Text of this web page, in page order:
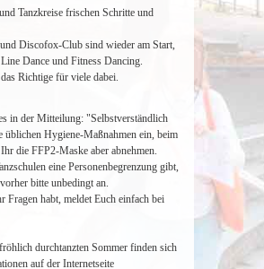
Tanzkreise frischen Schritte und
Discofox-Club sind wieder am Start,
Dance und Fitness Dancing.
Richtige für viele dabei.
in der Mitteilung: "Selbstverständlich
üblichen Hygiene-Maßnahmen ein, beim
die FFP2-Maske aber abnehmen.
eine Personenbegrenzung gibt,
bitte unbedingt an.
Fragen habt, meldet Euch einfach bei
durchtanzten Sommer finden sich
auf der Internetseite